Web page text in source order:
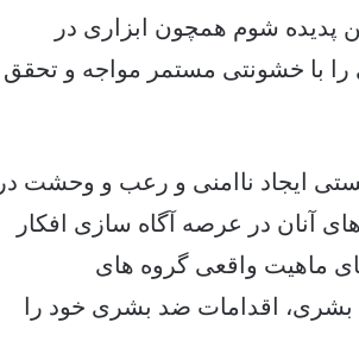
پدیده شوم همچون ابزاری در
با خشونتی مستمر مواجه و تحقق
ایجاد ناامنی و رعب و وحشت در
آنان در عرصه آگاه سازی افکار
ماهیت واقعی گروه های
بشری، اقدامات ضد بشری خود را